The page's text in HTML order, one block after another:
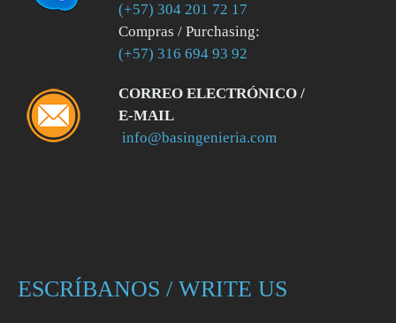
(+57) 304 201 72 17
Compras / Purchasing:
(+57) 316 694 93 92
CORREO ELECTRÓNICO /
E-MAIL
info@basingenieria.com
ESCRÍBANOS / WRITE US